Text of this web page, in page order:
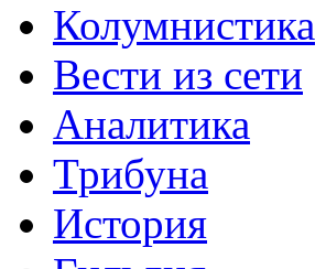
Колумнистика
Вести из сети
Аналитика
Трибуна
История